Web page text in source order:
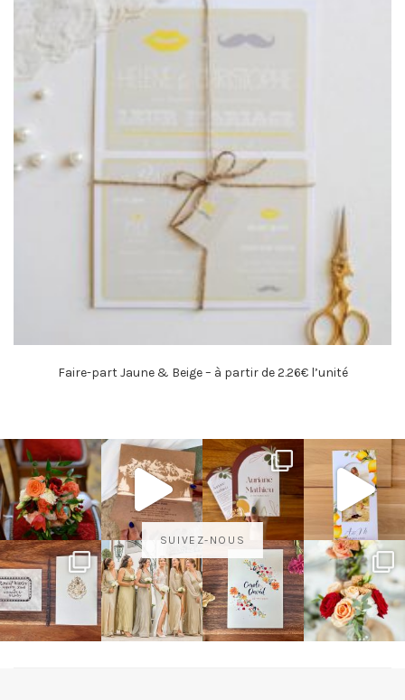
Faire-part Jaune & Beige – à partir de 2.26€ l’unité
SUIVEZ-NOUS